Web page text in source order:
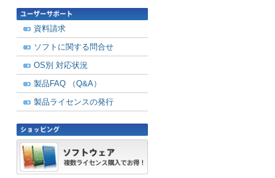
資料請求
ソフトに関する問合せ
OS別 対応状況
製品FAQ （Q&A）
製品ライセンスの発行